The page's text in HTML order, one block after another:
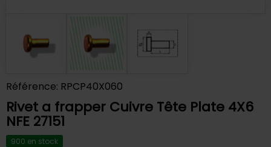
Référence: RPCP40X060
Rivet a frapper Cuivre Tête Plate 4X6
NFE 27151
900 en stock